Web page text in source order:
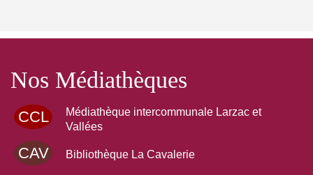
Nos Médiathèques
CCL
Médiathèque intercommunale Larzac et
Vallées
CAV Bibliothèque La Cavalerie